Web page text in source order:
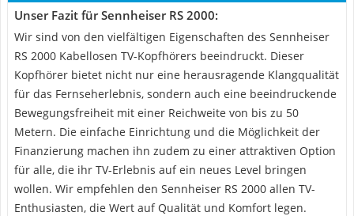
Unser Fazit für Sennheiser RS 2000:
Wir sind von den vielfältigen Eigenschaften des Sennheiser
RS 2000 Kabellosen TV-Kopfhörers beeindruckt. Dieser
Kopfhörer bietet nicht nur eine herausragende Klangqualität
für das Fernseherlebnis, sondern auch eine beeindruckende
Bewegungsfreiheit mit einer Reichweite von bis zu 50
Metern. Die einfache Einrichtung und die Möglichkeit der
Finanzierung machen ihn zudem zu einer attraktiven Option
für alle, die ihr TV-Erlebnis auf ein neues Level bringen
wollen. Wir empfehlen den Sennheiser RS 2000 allen TV-
Enthusiasten, die Wert auf Qualität und Komfort legen.